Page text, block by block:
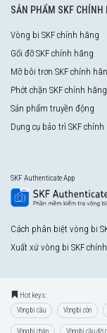
SẢN PHẨM SKF CHÍNH
Vòng bi SKF chính hãng
Gối đỡ SKF chính hãng
Mỡ bôi trơn SKF chính
Phớt chặn SKF chính hãng
Sản phẩm truyền động
Dụng cụ bảo trì SKF
SKF Authenticate App
Cách phân biệt vòng bi
Xuất xứ vòng bi SKF
Hot keys:
Vòng bi cầu Vòng bi côn
Vòng bi chặn Vòng bi cầu đỡ